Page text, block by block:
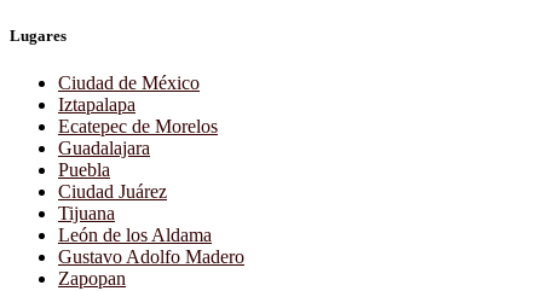
Lugares
Ciudad de México
Iztapalapa
Ecatepec de Morelos
Guadalajara
Puebla
Ciudad Juárez
Tijuana
León de los Aldama
Gustavo Adolfo Madero
Zapopan